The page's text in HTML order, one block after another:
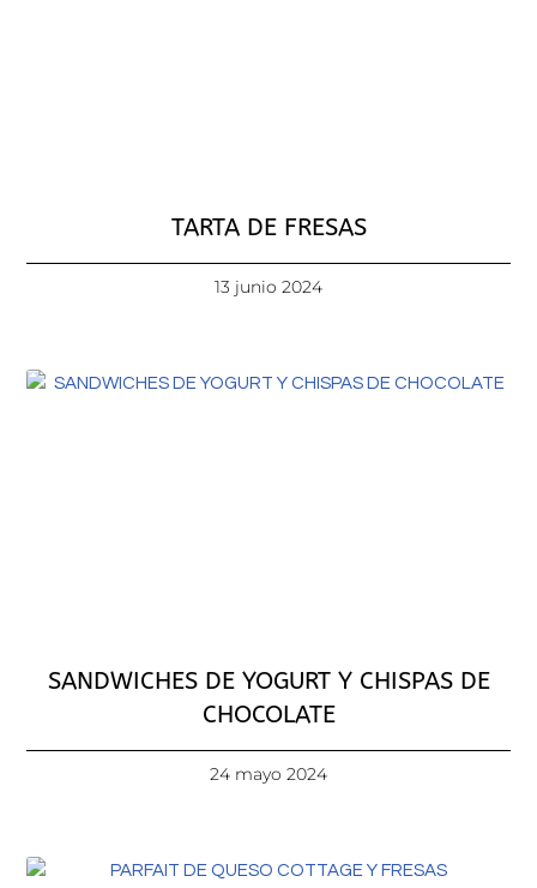
TARTA DE FRESAS
13 junio 2024
SANDWICHES DE YOGURT Y CHISPAS DE
CHOCOLATE
24 mayo 2024